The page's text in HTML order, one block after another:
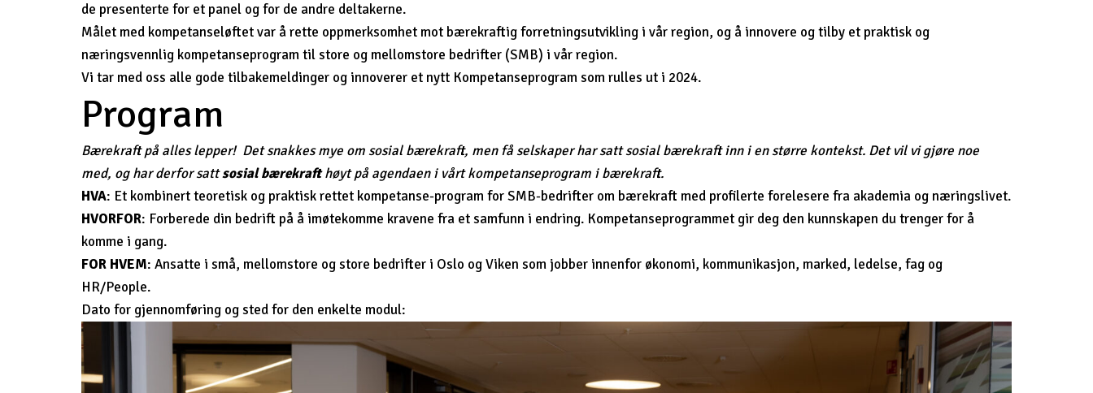
de presenterte for et panel og for de andre deltakerne.
Målet med kompetanseløftet var å rette oppmerksomhet mot bærekraftig forretningsutvikling i vår region, og å innovere og tilby et praktisk og
næringsvennlig kompetanseprogram til store og mellomstore bedrifter (SMB) i vår region.
Vi tar med oss alle gode tilbakemeldinger og innoverer et nytt Kompetanseprogram som rulles ut i 2024.
Program
Bærekraft på alles lepper! Det snakkes mye om sosial bærekraft, men få selskaper har satt sosial bærekraft inn i en større kontekst. Det vil vi gjøre noe
med, og har derfor sattsosial bærekrafthøyt på agendaen i vårt kompetanseprogram i bærekraft.
HVA: Et kombinert teoretisk og praktisk rettet kompetanse-program for SMB-bedrifter om bærekraft med profilerte forelesere fra akademia og næringslivet.
HVORFOR: Forberede din bedrift på å imøtekomme kravene fra et samfunn i endring. Kompetanseprogrammet gir deg den kunnskapen du trenger for å
komme i gang.
FOR HVEM: Ansatte i små, mellomstore og store bedrifter i Oslo og Viken som jobber innenfor økonomi, kommunikasjon, marked, ledelse, fag og
HR/People.
Dato for gjennomføring og sted for den enkelte modul: